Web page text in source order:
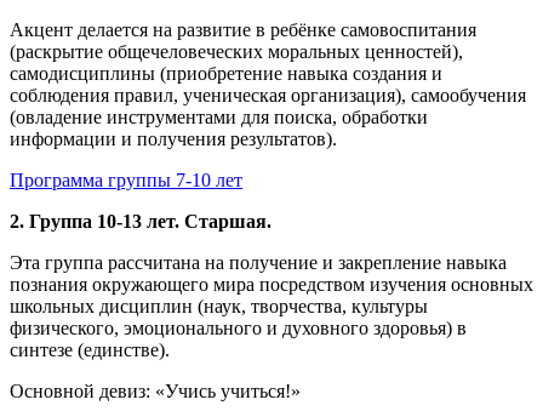
Акцент делается на развитие в ребёнке самовоспитания
(раскрытие общечеловеческих моральных ценностей),
самодисциплины (приобретение навыка создания и
соблюдения правил, ученическая организация), самообучения
(овладение инструментами для поиска, обработки
информации и получения результатов).
Программа группы 7-10 лет
2. Группа 10-13 лет. Старшая.
Эта группа рассчитана на получение и закрепление навыка
познания окружающего мира посредством изучения основных
школьных дисциплин (наук, творчества, культуры
физического, эмоционального и духовного здоровья) в
синтезе (единстве).
Основной девиз: «Учись учиться!»